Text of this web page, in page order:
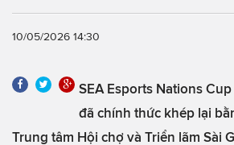
10/05/2026 14:30
SEA Esports Nations
đã chính thức khép lại
Trung tâm Hội chợ và Triển lãm Sài